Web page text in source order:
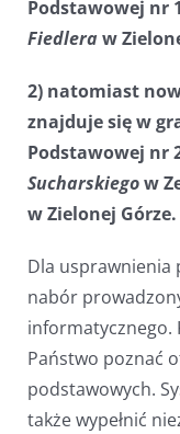
Podstawowej nr
Fiedleraw
2) natomiast
znajduje się w
Podstawowej nr
Sucharskiegow
w Zielonej Górze.
Dla usprawnienia
nabór
informatycznego.
Państwo poznać
podstawowych.
także wypełnić